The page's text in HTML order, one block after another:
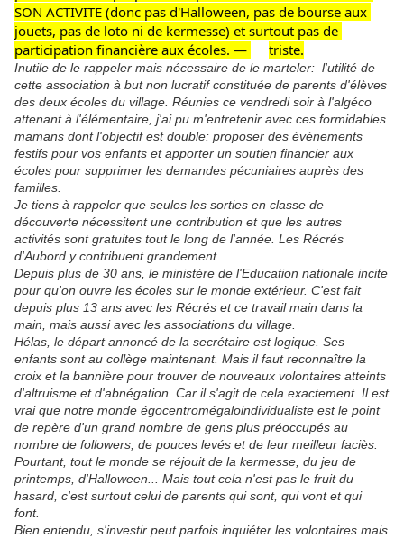
SON ACTIVITE (donc pas d'Halloween, pas de bourse aux
jouets, pas de loto ni de kermesse) et surtout pas de
participation financière aux écoles. — triste.
Inutile de le rappeler mais nécessaire de le marteler: l'utilité de
cette association à but non lucratif constituée de parents d'élèves
des deux écoles du village. Réunies ce vendredi soir à l'algéco
attenant à l'élémentaire, j'ai pu m'entretenir avec ces formidables
mamans dont l'objectif est double: proposer des événements
festifs pour vos enfants et apporter un soutien financier aux
écoles pour supprimer les demandes pécuniaires auprès des
familles.
Je tiens à rappeler que seules les sorties en classe de
découverte nécessitent une contribution et que les autres
activités sont gratuites tout le long de l'année. Les Récrés
d'Aubord y contribuent grandement.
Depuis plus de 30 ans, le ministère de l'Education nationale incite
pour qu'on ouvre les écoles sur le monde extérieur. C'est fait
depuis plus 13 ans avec les Récrés et ce travail main dans la
main, mais aussi avec les associations du village.
Hélas, le départ annoncé de la secrétaire est logique. Ses
enfants sont au collège maintenant. Mais il faut reconnaître la
croix et la bannière pour trouver de nouveaux volontaires atteints
d'altruisme et d'abnégation. Car il s'agit de cela exactement. Il est
vrai que notre monde égocentromégaloindividualiste est le point
de repère d'un grand nombre de gens plus préoccupés au
nombre de followers, de pouces levés et de leur meilleur faciès.
Pourtant, tout le monde se réjouit de la kermesse, du jeu de
printemps, d'Halloween... Mais tout cela n'est pas le fruit du
hasard, c'est surtout celui de parents qui sont, qui vont et qui
font.
Bien entendu, s'investir peut parfois inquiéter les volontaires mais